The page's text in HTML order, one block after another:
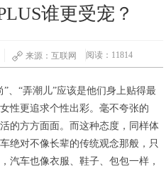
谁更受宠？
来源：互联网 阅读：11814
”、“弄潮儿”应该是他们身上贴得最
性更追求个性出彩。毫不夸张的
的方方面面。而这种态度，同样体
绝对不像长辈的传统观念那般，只
汽车也像衣服、鞋子、包包一样，